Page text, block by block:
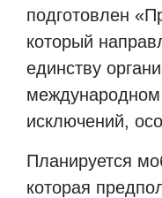
подготовлен
который
единству
международном
исключений,
Планируется
которая